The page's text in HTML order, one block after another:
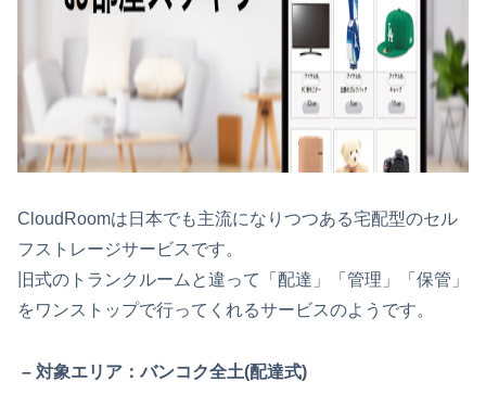
CloudRoomは日本でも主流になりつつある宅配型のセル
フストレージサービスです。
旧式のトランクルームと違って「配達」「管理」「保管」
をワンストップで行ってくれるサービスのようです。
– 対象エリア：バンコク全土(配達式)